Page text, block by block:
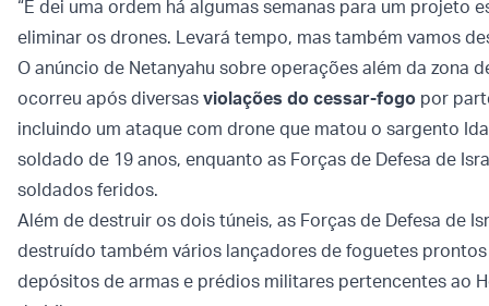
“E dei uma ordem há algumas semanas para um projeto
eliminar os drones. Levará tempo, mas também vamos
O anúncio de Netanyahu sobre operações além da zona
ocorreu após diversas violações do cessar-fogo por
incluindo um ataque com drone que matou o sargento
soldado de 19 anos, enquanto as Forças de Defesa de
soldados feridos.
Além de destruir os dois túneis, as Forças de Defesa de
destruído também vários lançadores de foguetes
depósitos de armas e prédios militares pertencentes ao